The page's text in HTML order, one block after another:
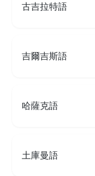
古吉拉特語
吉爾吉斯語
哈薩克語
土庫曼語